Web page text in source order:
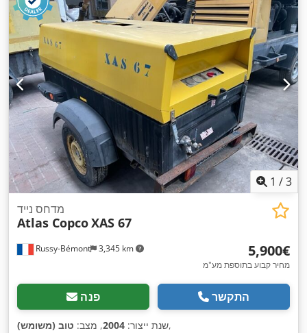
1 /3
Russy-Bémont 3,345 km
מדחס נייד
Atlas CopcoXAS 67
‏5,900 ‏€
מחיר קבוע בתוספת מע"מ
פנה התקשר
שנת ייצור: 2004, מצב: טוב (משומש) ,